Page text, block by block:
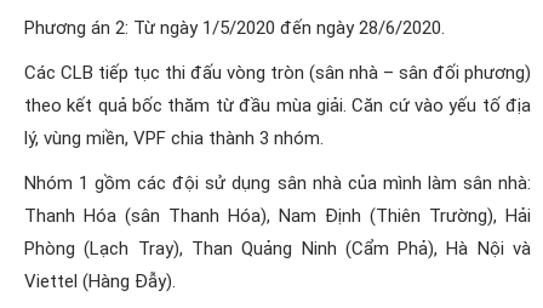
Phương án 2: Từ ngày 1/5/2020 đến ngày 28/6/2020.
Các CLB tiếp tục thi đấu vòng tròn (sân nhà – sân đối phương)
theo kết quả bốc thăm từ đầu mùa giải. Căn cứ vào yếu tố địa
lý, vùng miền, VPF chia thành 3 nhóm.
Nhóm 1 gồm các đội sử dụng sân nhà của mình làm sân nhà:
Thanh Hóa (sân Thanh Hóa), Nam Định (Thiên Trường), Hải
Phòng (Lạch Tray), Than Quảng Ninh (Cẩm Phả), Hà Nội và
Viettel (Hàng Đẫy).